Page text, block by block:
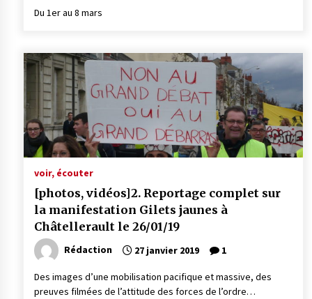
Du 1er au 8 mars
voir, écouter
[photos, vidéos]2. Reportage complet sur
la manifestation Gilets jaunes à
Châtellerault le 26/01/19
Rédaction 27 janvier 2019 1
Des images d’une mobilisation pacifique et massive, des
preuves filmées de l’attitude des forces de l’ordre…